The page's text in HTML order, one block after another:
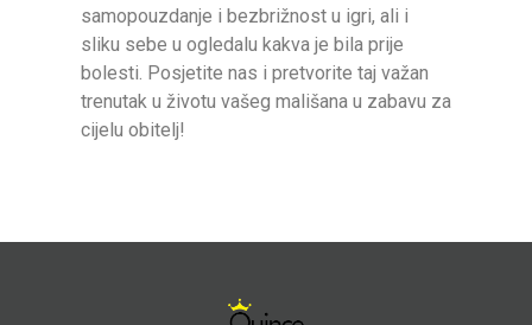
samopouzdanje i bezbrižnost u igri, ali i
sliku sebe u ogledalu kakva je bila prije
bolesti. Posjetite nas i pretvorite taj važan
trenutak u životu vašeg mališana u zabavu za
cijelu obitelj!